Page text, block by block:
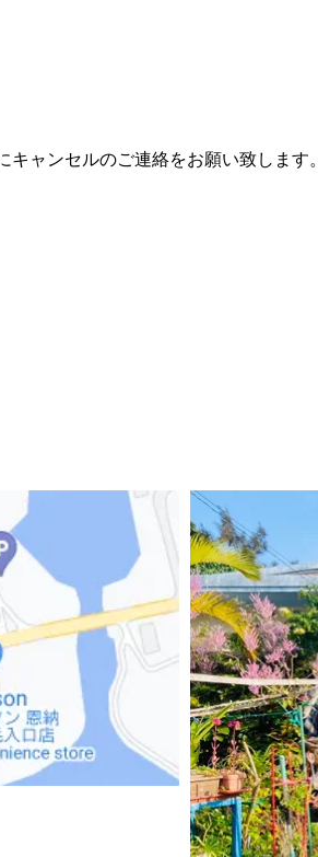
ャンセルのご連絡をお願い致します。